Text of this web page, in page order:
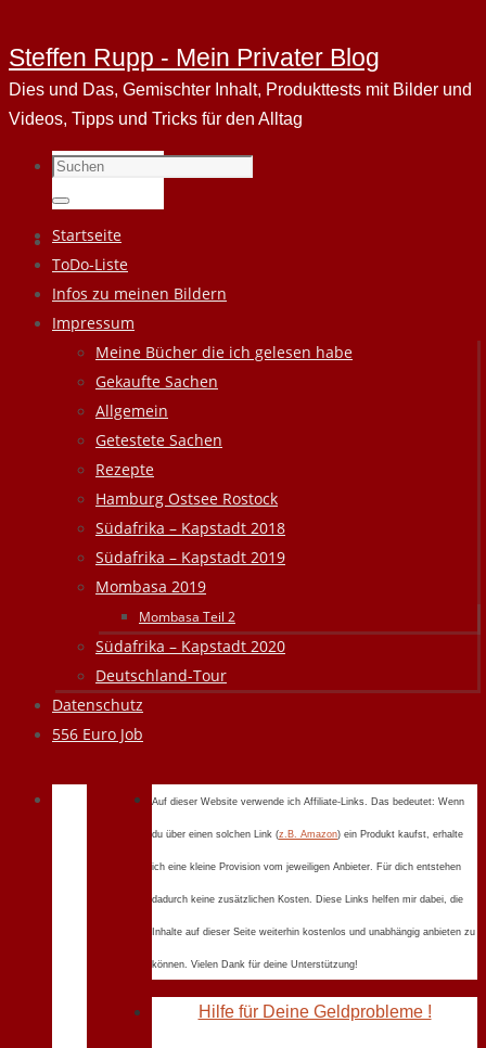
Steffen Rupp - Mein Privater Blog
Dies und Das, Gemischter Inhalt, Produkttests mit Bilder und
Videos, Tipps und Tricks für den Alltag
Suchen
nach:
Suchen
Zum
Inhalt
springen
Startseite
ToDo-Liste
Infos zu meinen Bildern
Impressum
Meine Bücher die ich gelesen habe
Gekaufte Sachen
Allgemein
Getestete Sachen
Rezepte
Hamburg Ostsee Rostock
Südafrika – Kapstadt 2018
Südafrika – Kapstadt 2019
Mombasa 2019
Mombasa Teil 2
Südafrika – Kapstadt 2020
Deutschland-Tour
Datenschutz
556 Euro Job
Auf dieser Website verwende ich Affiliate-Links. Das bedeutet: Wenn
du über einen solchen Link (z.B. Amazon) ein Produkt kaufst, erhalte
ich eine kleine Provision vom jeweiligen Anbieter. Für dich entstehen
dadurch keine zusätzlichen Kosten. Diese Links helfen mir dabei, die
Inhalte auf dieser Seite weiterhin kostenlos und unabhängig anbieten zu
können. Vielen Dank für deine Unterstützung!
Hilfe für Deine Geldprobleme !